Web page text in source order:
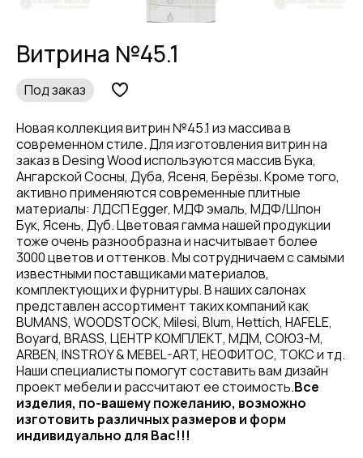
Витрина №45.1
Под заказ
Новая коллекция витрин №45.1 из массива в
современном стиле. Для изготовления витрин на
заказ в Desing Wood используются массив Бука,
Ангарской Сосны, Дуба, Ясеня, Берёзы. Кроме того,
активно применяются современные плитные
материалы: ЛДСП Egger, МДФ эмаль, МДФ/Шпон
Бук, Ясень, Дуб. Цветовая гамма нашей продукции
тоже очень разнообразна и насчитывает более
3000 цветов и оттенков. Мы сотрудничаем с самыми
известными поставщиками материалов,
комплектующих и фурнитуры. В наших салонах
представлен ассортимент таких компаний как
BUMANS, WOODSTOCK, Milesi, Blum, Hettich, HAFELE,
Boyard, BRASS, ЦЕНТР КОМПЛЕКТ, МДМ, СОЮЗ-М,
ARBEN, INSTROY & MEBEL-ART, НЕОФИТОС, ТОКС и тд.
Наши специалисты помогут составить вам дизайн
проект мебели и рассчитают ее стоимость.Все
изделия, по-вашему пожеланию, возможно
изготовить различных размеров и форм
индивидуально для Вас!!!